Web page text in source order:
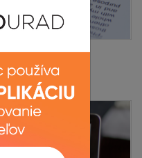
činnosti